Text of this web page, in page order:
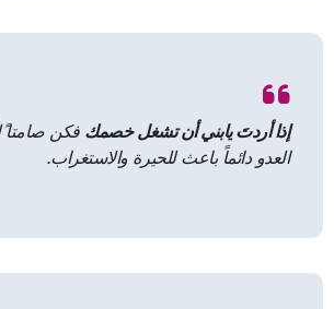
إذا أردتَ يابني أن تشغل خصمك فكن
العدو دائماً باعث للحيرة والاستغراب.